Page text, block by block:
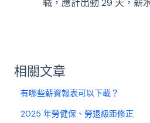
職，應計出勤 29 天，薪
相關文章
有哪些薪資報表可以下載？
2025 年勞健保、勞退級距修正